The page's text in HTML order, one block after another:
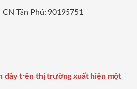
CN Tân Phú: 90195751
đây trên thị trường xuất hiện một